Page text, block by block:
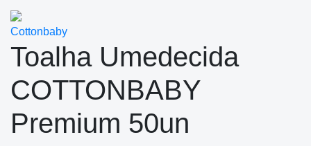
Cottonbaby
Toalha Umedecida
COTTONBABY
Premium 50un